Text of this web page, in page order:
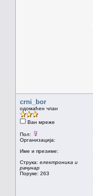
crni_bor
одомаћен члан
Ван мреже
Пол:
Организација:
Име и презиме:
Струка: електроника и
рачунар
Поруке: 263